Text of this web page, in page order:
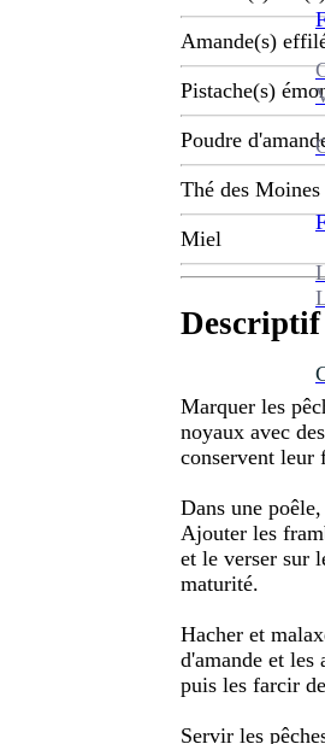
Amande(s)
Pistache(s)
Poudre
Thé des Moines
Miel
Descriptif
Marquer les
noyaux avec
conservent leur
Dans une
Ajouter les
et le verser sur
maturité.
Hacher et
d'amande et les
puis les farcir
Servir les